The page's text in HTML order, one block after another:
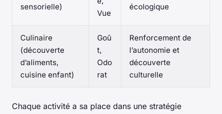
sensorielle)
Vue
écologique
Culinaire
(découverte
d’aliments,
cuisine enfant)
Goû
t,
Odo
rat
Renforcement de
l’autonomie et
découverte
culturelle
Chaque activité a sa place dans une stratégie